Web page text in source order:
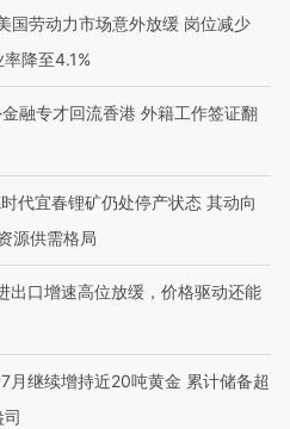
国劳动力市场意外放缓 岗位减少
降至4.1%
融专才回流香港 外籍工作签证翻
代宜春锂矿仍处停产状态 其动向
源供需格局
出口增速高位放缓，价格驱动还能
月继续增持近20吨黄金 累计储备超